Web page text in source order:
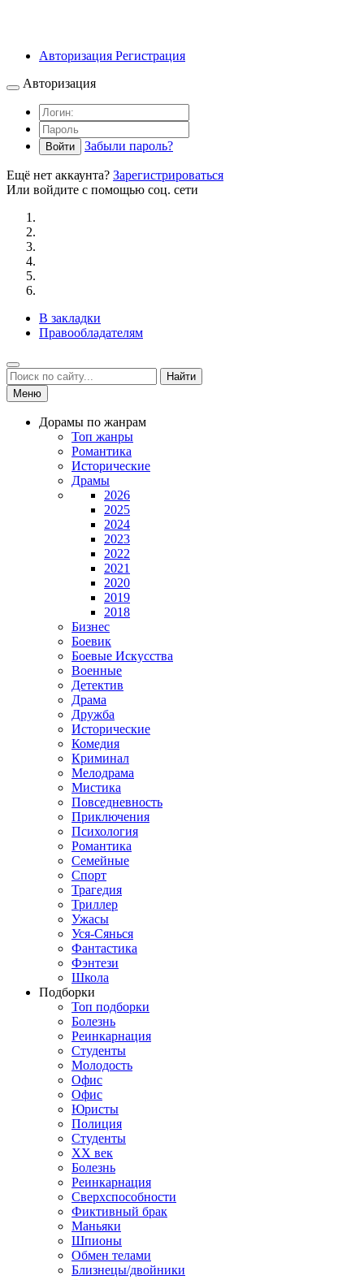
Авторизация Регистрация
Авторизация
Войти Забыли пароль?
Ещё нет аккаунта? Зарегистрироваться
Или войдите с помощью соц. сети
В закладки
Правообладателям
Найти
Меню
Дорамы по жанрам
Топ жанры
Романтика
Исторические
Драмы
2026
2025
2024
2023
2022
2021
2020
2019
2018
Бизнес
Боевик
Боевые Искусства
Военные
Детектив
Драма
Дружба
Исторические
Комедия
Криминал
Мелодрама
Мистика
Повседневность
Приключения
Психология
Романтика
Семейные
Спорт
Трагедия
Триллер
Ужасы
Уся-Сянься
Фантастика
Фэнтези
Школа
Подборки
Топ подборки
Болезнь
Реинкарнация
Студенты
Молодость
Офис
Офис
Юристы
Полиция
Студенты
ХХ век
Болезнь
Реинкарнация
Сверхспособности
Фиктивный брак
Маньяки
Шпионы
Обмен телами
Близнецы/двойники